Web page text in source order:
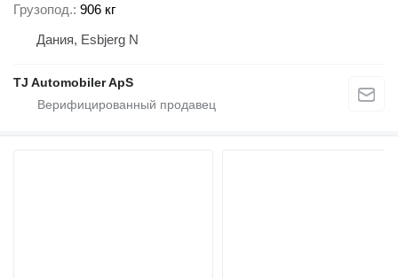
Грузопод. 906 кг
Дания, Esbjerg N
TJ Automobiler ApS